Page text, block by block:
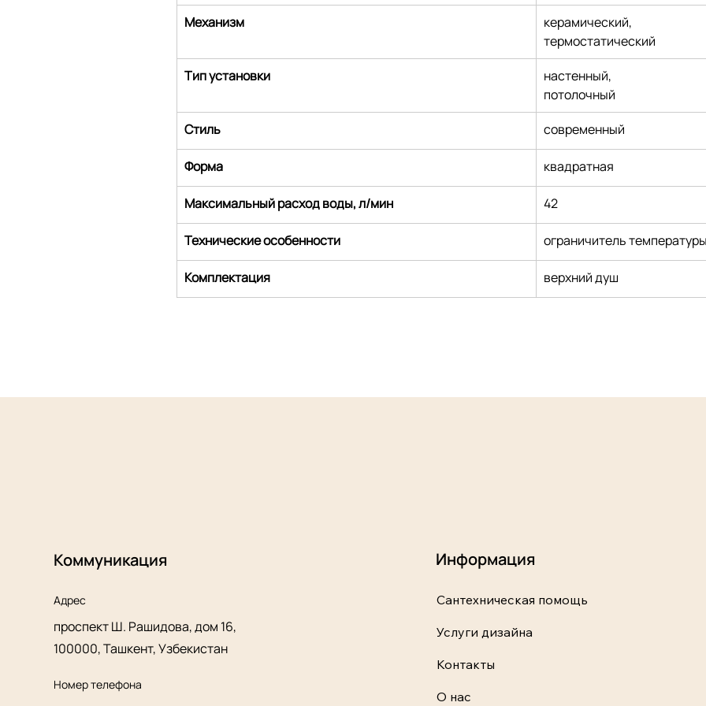
Механизм
керамический,
термостатический
Тип установки
настенный,
потолочный
Стиль
современный
Форма квадратная
Максимальный расход воды, л/мин 42
Технические особенности ограничитель
Комплектация верхний душ
Коммуникация
Адрес
проспект Ш. Рашидова, дом 16,
100000, Ташкент, Узбекистан
Номер телефона
Информация
Сантехническая помощь
Услуги дизайна
Контакты
О нас